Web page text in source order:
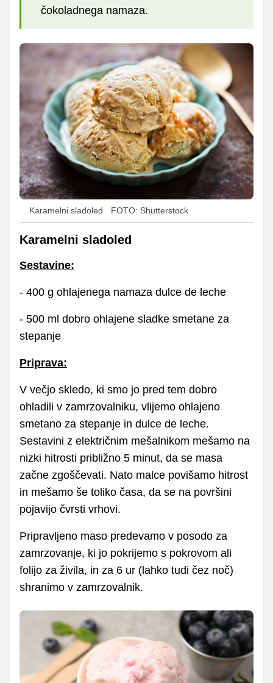
čokoladnega namaza.
Karamelni sladoled FOTO: Shutterstock
Karamelni sladoled
Sestavine:
- 400 g ohlajenega namaza dulce de leche
- 500 ml dobro ohlajene sladke smetane za
stepanje
Priprava:
V večjo skledo, ki smo jo pred tem dobro
ohladili v zamrzovalniku, vlijemo ohlajeno
smetano za stepanje in dulce de leche.
Sestavini z električnim mešalnikom mešamo na
nizki hitrosti približno 5 minut, da se masa
začne zgoščevati. Nato malce povišamo hitrost
in mešamo še toliko časa, da se na površini
pojavijo čvrsti vrhovi.
Pripravljeno maso predevamo v posodo za
zamrzovanje, ki jo pokrijemo s pokrovom ali
folijo za živila, in za 6 ur (lahko tudi čez noč)
shranimo v zamrzovalnik.